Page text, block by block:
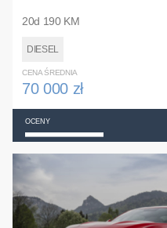
20d 190 KM
DIESEL
CENA ŚREDNIA
70 000 zł
OCENY